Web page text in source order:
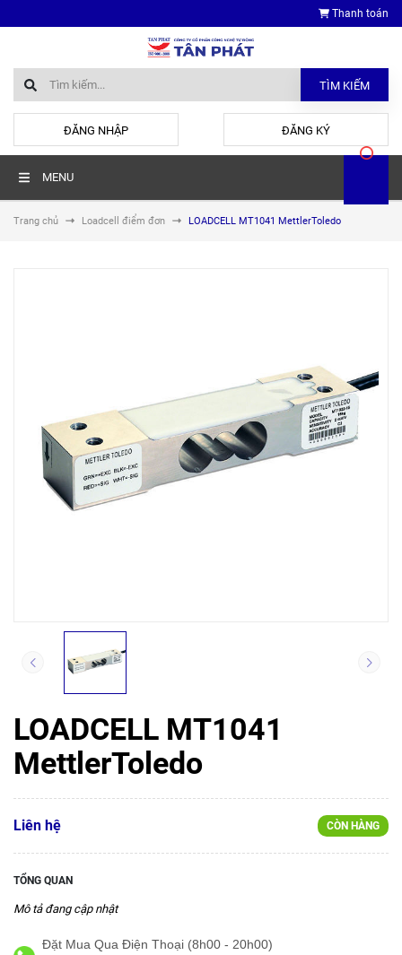
Thanh toán
TÌM KIẾM
ĐĂNG NHẬP ĐĂNG KÝ
MENU
Trang chủ Loadcell điểm đơn LOADCELL MT1041 MettlerToledo
LOADCELL MT1041
MettlerToledo
Liên hệ CÒN HÀNG
TỔNG QUAN
Mô tả đang cập nhật
Đặt Mua Qua Điện Thoại (8h00 - 20h00)